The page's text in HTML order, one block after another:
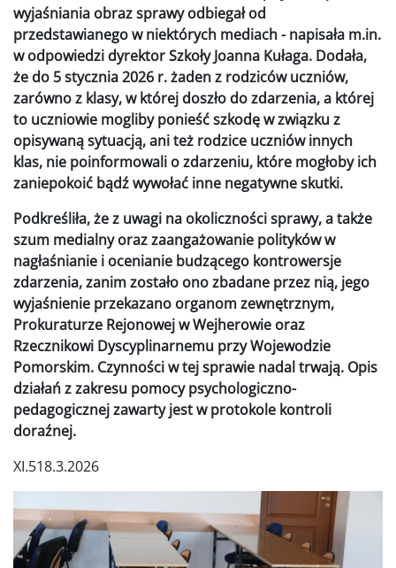
wyjaśniania obraz sprawy odbiegał od
przedstawianego w niektórych mediach - napisała m.in.
w odpowiedzi dyrektor Szkoły Joanna Kułaga. Dodała,
że do 5 stycznia 2026 r. żaden z rodziców uczniów,
zarówno z klasy, w której doszło do zdarzenia, a której
to uczniowie mogliby ponieść szkodę w związku z
opisywaną sytuacją, ani też rodzice uczniów innych
klas, nie poinformowali o zdarzeniu, które mogłoby ich
zaniepokoić bądź wywołać inne negatywne skutki.
Podkreśliła, że z uwagi na okoliczności sprawy, a także
szum medialny oraz zaangażowanie polityków w
nagłaśnianie i ocenianie budzącego kontrowersje
zdarzenia, zanim zostało ono zbadane przez nią, jego
wyjaśnienie przekazano organom zewnętrznym,
Prokuraturze Rejonowej w Wejherowie oraz
Rzecznikowi Dyscyplinarnemu przy Wojewodzie
Pomorskim. Czynności w tej sprawie nadal trwają. Opis
działań z zakresu pomocy psychologiczno-
pedagogicznej zawarty jest w protokole kontroli
doraźnej.
XI.518.3.2026